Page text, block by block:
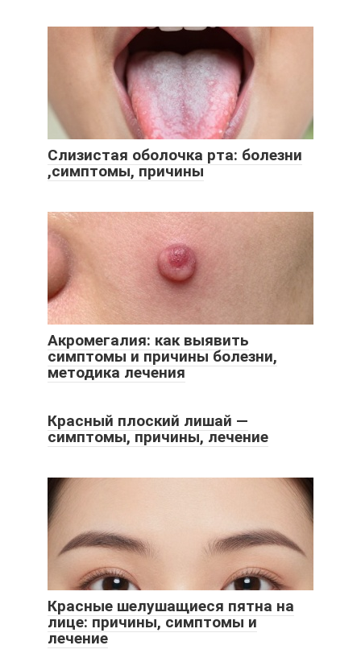
Слизистая оболочка рта: болезни
,симптомы, причины
Акромегалия: как выявить
симптомы и причины болезни,
методика лечения
Красный плоский лишай —
симптомы, причины, лечение
Красные шелушащиеся пятна на
лице: причины, симптомы и
лечение